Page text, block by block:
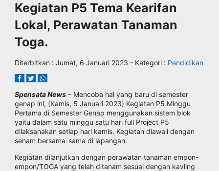
Kegiatan P5 Tema Kearifan
Lokal, Perawatan Tanaman
Toga.
Diterbitkan : Jumat, 6 Januari 2023 - Kategori : Pendidikan
Spensata News – Mencoba hal yang baru di semester
genap ini, (Kamis, 5 Januari 2023) Kegiatan P5 Minggu
Pertama di Semester Genap menggunakan sistem blok
yaitu dalam satu minggu satu hari full Project P5
dilaksanakan setiap hari kamis. Kegiatan diawali dengan
senam bersama-sama di lapangan.
Kegiatan dilanjutkan dengan perawatan tanaman empon-
empon/TOGA yang telah ditanam sesuai dengan kavling